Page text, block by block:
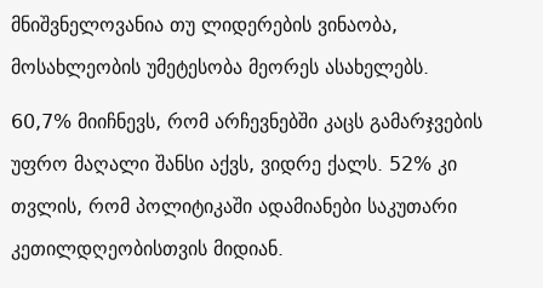
მნიშვნელოვანია თუ ლიდერების ვინაობა,
მოსახლეობის უმეტესობა მეორეს ასახელებს.
60,7% მიიჩნევს, რომ არჩევნებში კაცს გამარჯვების
უფრო მაღალი შანსი აქვს, ვიდრე ქალს. 52% კი
თვლის, რომ პოლიტიკაში ადამიანები საკუთარი
კეთილდღეობისთვის მიდიან.